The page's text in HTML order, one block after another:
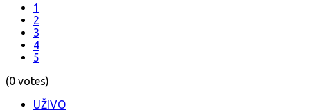
1
2
3
4
5
(0 votes)
UŽIVO